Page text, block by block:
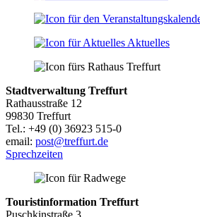
Aktuelles
Stadtverwaltung Treffurt
Rathausstraße 12
99830 Treffurt
Tel.: +49 (0) 36923 515-0
email: post@treffurt.de
Sprechzeiten
Touristinformation Treffurt
Puschkinstraße 3